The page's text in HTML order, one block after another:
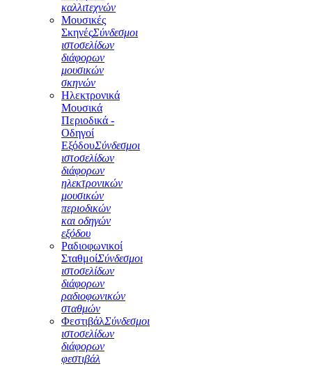
καλλιτεχνών
Μουσικές
ΣκηνέςΣύνδεσμοι
ιστοσελίδων
διάφορων
μουσικών
σκηνών
Ηλεκτρονικά
Μουσικά
Περιοδικά -
Οδηγοί
ΕξόδουΣύνδεσμοι
ιστοσελίδων
διάφορων
ηλεκτρονικών
μουσικών
περιοδικών
και οδηγών
εξόδου
Ραδιοφωνικοί
ΣταθμοίΣύνδεσμοι
ιστοσελίδων
διάφορων
ραδιοφωνικών
σταθμών
ΦεστιβάλΣύνδεσμοι
ιστοσελίδων
διάφορων
φεστιβάλ